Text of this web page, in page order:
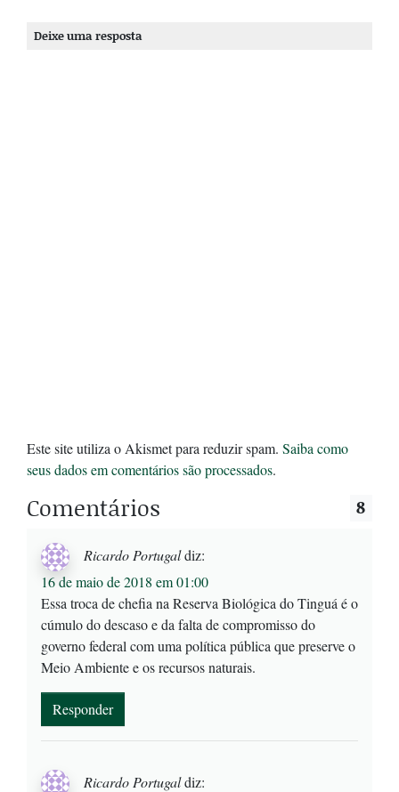
Deixe uma resposta
Este site utiliza o Akismet para reduzir spam. Saiba como
seus dados em comentários são processados.
Comentários 8
Ricardo Portugaldiz:
16 de maio de 2018 em 01:00
Essa troca de chefia na Reserva Biológica do Tinguá é o
cúmulo do descaso e da falta de compromisso do
governo federal com uma política pública que preserve o
Meio Ambiente e os recursos naturais.
Responder
Ricardo Portugaldiz: